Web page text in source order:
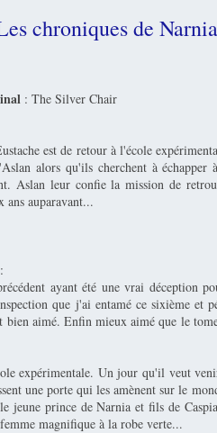
chroniques de
: The Silver Chair
est de retour à l'école
alors qu'ils cherchent à échapper
Aslan leur confie la mission de
ans auparavant...
:
ayant été une vrai déception
que j'ai entamé ce sixième et
aimé. Enfin mieux aimé que le
expérimentale. Un jour qu'il veut
une porte qui les amènent sur le
prince de Narnia et fils de
magnifique à la robe verte...